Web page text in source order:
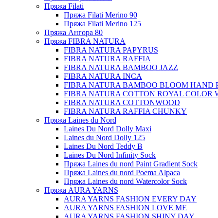
Пряжа Filati
Пряжа Filati Merino 90
Пряжа Filati Merino 125
Пряжа Ангора 80
Пряжа FIBRA NATURA
FIBRA NATURA PAPYRUS
FIBRA NATURA RAFFIA
FIBRA NATURA BAMBOO JAZZ
FIBRA NATURA INCA
FIBRA NATURA BAMBOO BLOOM HAND
FIBRA NATURA COTTON ROYAL COLOR
FIBRA NATURA COTTONWOOD
FIBRA NATURA RAFFIA CHUNKY
Пряжа Laines du Nord
Laines Du Nord Dolly Maxi
Laines du Nord Dolly 125
Laines Du Nord Teddy B
Laines Du Nord Infinity Sock
Пряжа Laines du nord Paint Gradient Sock
Пряжа Laines du nord Poema Alpaca
Пряжа Laines du nord Watercolor Sock
Пряжа AURA YARNS
AURA YARNS FASHION EVERY DAY
AURA YARNS FASHION LOVE ME
AURA YARNS FASHION SHINY DAY